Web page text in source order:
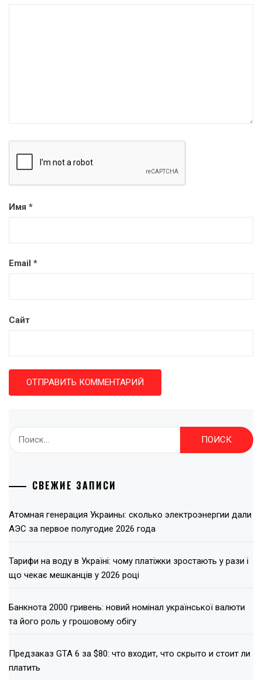
Имя *
Email *
Сайт
СВЕЖИЕ ЗАПИСИ
Атомная генерация Украины: сколько электроэнергии дали
АЭС за первое полугодие 2026 года
Тарифи на воду в Україні: чому платіжки зростають у рази і
що чекає мешканців у 2026 році
Банкнота 2000 гривень: новий номінал української валюти
та його роль у грошовому обігу
Предзаказ GTA 6 за $80: что входит, что скрыто и стоит ли
платить